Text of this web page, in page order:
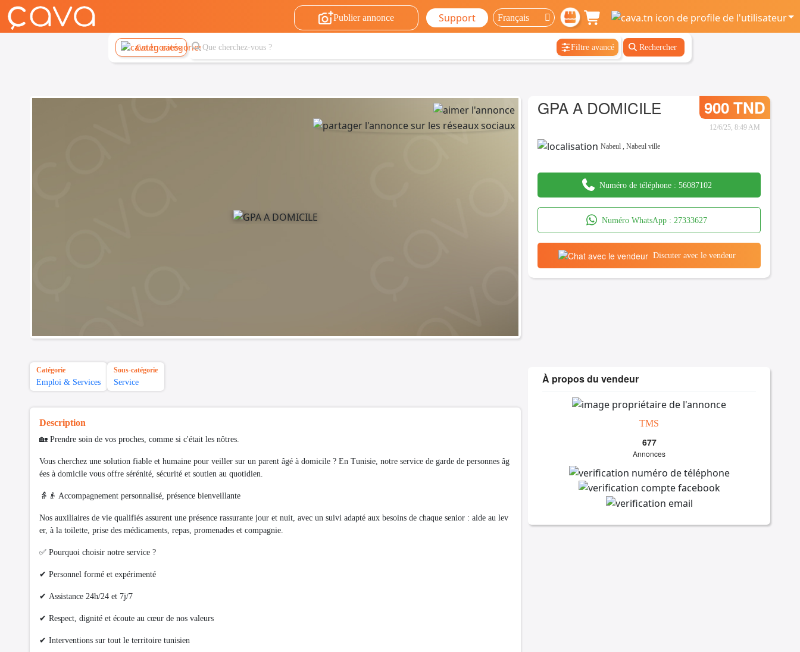
Publier annonce Support
Catégories Filtre avancé Rechercher
GPA A DOMICILE 900 TND
12/6/25, 8:49 AM
Nabeul ,Nabeul ville
Numéro de téléphone : 56087102
Numéro WhatsApp : 27333627
Discuter avec le vendeur
Catégorie
Emploi & Services
Sous-catégorie
Service
Description
🏡 Prendre soin de vos proches, comme si c'était les nôtres.
Vous cherchez une solution fiable et humaine pour veiller sur un parent âgé à domicile ? En Tunisie, notre service de garde de personnes âg
ées à domicile vous offre sérénité, sécurité et soutien au quotidien.
👵👴 Accompagnement personnalisé, présence bienveillante
Nos auxiliaires de vie qualifiés assurent une présence rassurante jour et nuit, avec un suivi adapté aux besoins de chaque senior : aide au lev
er, à la toilette, prise des médicaments, repas, promenades et compagnie.
✅ Pourquoi choisir notre service ?
✔ Personnel formé et expérimenté
✔ Assistance 24h/24 et 7j/7
✔ Respect, dignité et écoute au cœur de nos valeurs
✔ Interventions sur tout le territoire tunisien
À propos du vendeur
TMS
677
Annonces